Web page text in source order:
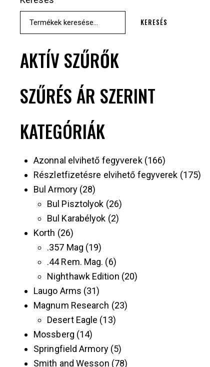
KERESÉS
AKTÍV SZŰRŐK
SZŰRÉS ÁR SZERINT
KATEGÓRIÁK
Azonnal elvihető fegyverek 166
Részletfizetésre elvihető fegyverek 175
Bul Armory 28
Bul Pisztolyok 26
Bul Karabélyok 2
Korth 26
.357 Mag 19
.44 Rem. Mag.
6
Nighthawk Edition 20
Laugo Arms 31
Magnum Research 23
Desert Eagle 13
Mossberg 14
Springfield Armory 5
Smith and Wesson 78